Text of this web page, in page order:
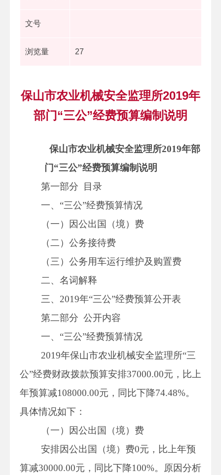
文号
浏览量 27
保山市农业机械安全监理所2019年
部门“三公”经费预算编制说明
保山市农业机械安全监理所2019年部
门“三公”经费预算编制说明
第一部分
目录
一、“三公”经费预算情况
（一）因公出国（境）费
（二）公务接待费
（三）公务用车运行维护及购置费
二、名词解释
三、2019年“三公”经费预算公开表
第二部分 公开内容
一、“三公”经费预算情况
2019年保山市农业机械安全监理所“三
公”经费财政拨款预算安排37000.00元，比上
年预算减108000.00元，同比下降74.48%。
具体情况如下：
（一）因公出国（境）费
安排因公出国（境）费0元，比上年预
算减30000.00元，同比下降100%。原因分析